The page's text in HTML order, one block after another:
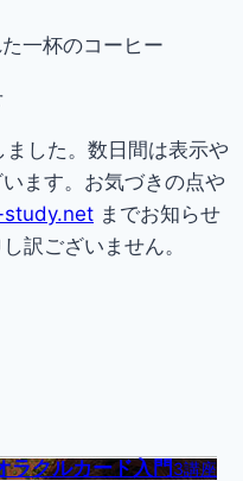
した。数日間は表示や
ます。お気づきの点や
までお知らせ
訳ございません。
ラクルカード入門3講座